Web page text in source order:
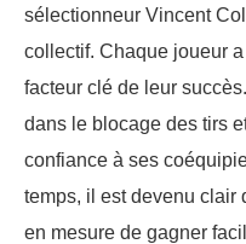
sélectionneur Vincent
collectif. Chaque joueur
facteur clé de leur
dans le blocage des tirs
confiance à ses
temps, il est devenu clair
en mesure de gagner